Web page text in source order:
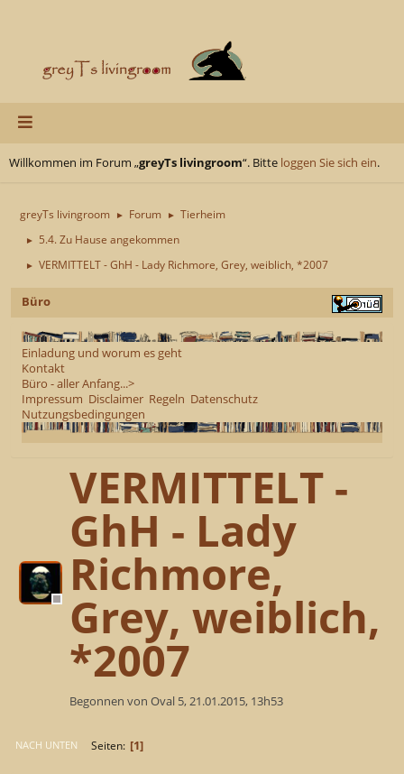
Willkommen im Forum „greyTs livingroom“. Bitte loggen Sie sich ein.
greyTs livingroom ► Forum ► Tierheim
► 5.4. Zu Hause angekommen
► VERMITTELT - GhH - Lady Richmore, Grey, weiblich, *2007
Büro
Einladung und worum es geht
Kontakt
Büro - aller Anfang...>
Impressum Disclaimer Regeln Datenschutz
Nutzungsbedingungen
VERMITTELT -
GhH - Lady
Richmore,
Grey, weiblich,
*2007
Begonnen von Oval 5, 21.01.2015, 13h53
NACH UNTEN Seiten 1